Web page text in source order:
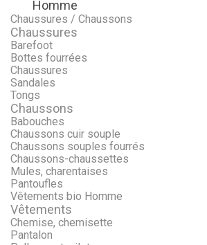
Homme
Chaussures / Chaussons
Chaussures
Barefoot
Bottes fourrées
Chaussures
Sandales
Tongs
Chaussons
Babouches
Chaussons cuir souple
Chaussons souples fourrés
Chaussons-chaussettes
Mules, charentaises
Pantoufles
Vêtements bio Homme
Vêtements
Chemise, chemisette
Pantalon